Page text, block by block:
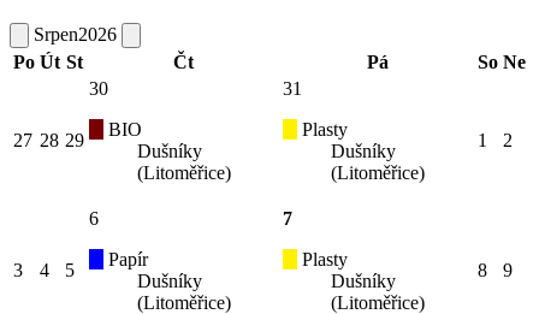
Srpen2026
Po Út St Čt Pá So Ne
27 28 29
30
BIO
Dušníky
(Litoměřice)
31
Plasty
Dušníky
(Litoměřice)
1 2
3 4 5
6
Papír
Dušníky
(Litoměřice)
7
Plasty
Dušníky
(Litoměřice)
8 9